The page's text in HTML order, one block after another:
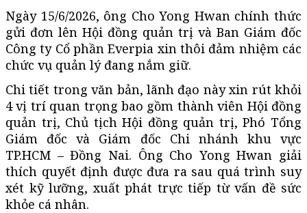
Ngày 15/6/2026, ông Cho Yong Hwan chính thức
gửi đơn lên Hội đồng quản trị và Ban Giám đốc
Công ty Cổ phần Everpia xin thôi đảm nhiệm các
chức vụ quản lý đang nắm giữ.
Chi tiết trong văn bản, lãnh đạo này xin rút khỏi
4 vị trí quan trọng bao gồm thành viên Hội đồng
quản trị, Chủ tịch Hội đồng quản trị, Phó Tổng
Giám đốc và Giám đốc Chi nhánh khu vực
TP.HCM – Đồng Nai. Ông Cho Yong Hwan giải
thích quyết định được đưa ra sau quá trình suy
xét kỹ lưỡng, xuất phát trực tiếp từ vấn đề sức
khỏe cá nhân.